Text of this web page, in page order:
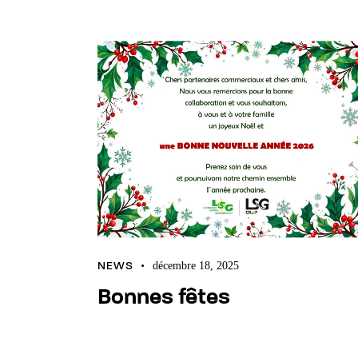
NEWS décembre 18, 2025
Bonnes fêtes